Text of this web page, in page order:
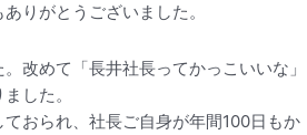
りがとうございました。
改めて「長井社長ってかっこいいな」
した。
おられ、社長ご自身が年間100日もか